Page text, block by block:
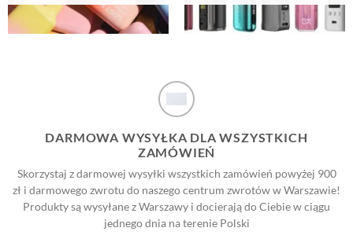
DARMOWA WYSYŁKA DLA WSZYSTKICH
ZAMÓWIEŃ
Skorzystaj z darmowej wysyłki wszystkich zamówień powyżej 900
zł i darmowego zwrotu do naszego centrum zwrotów w Warszawie!
Produkty są wysyłane z Warszawy i docierają do Ciebie w ciągu
jednego dnia na terenie Polski